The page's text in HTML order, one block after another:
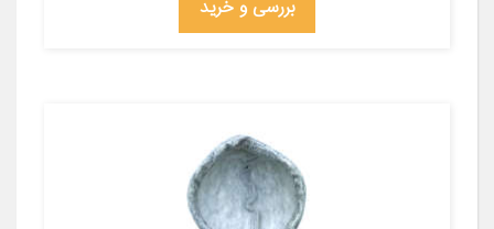
بررسی و خرید